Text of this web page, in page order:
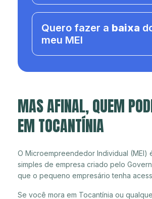
Quero fazer a baixa
meu MEI
MAS AFINAL, QUEM
EM TOCANTÍNIA
O Microempreendedor Individual (MEI)
simples de empresa criado pelo
que o pequeno empresário tenha
Se você mora em Tocantínia ou